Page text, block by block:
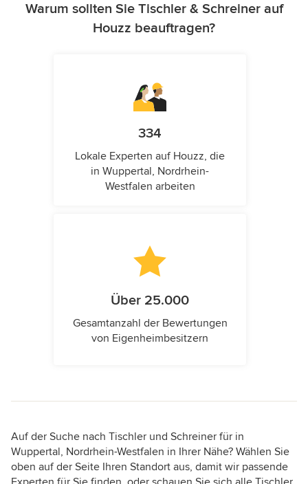
Warum sollten Sie Tischler & Schreiner auf
Houzz beauftragen?
334
Lokale Experten auf Houzz, die
in Wuppertal, Nordrhein-
Westfalen arbeiten
Über 25.000
Gesamtanzahl der Bewertungen
von Eigenheimbesitzern
Auf der Suche nach Tischler und Schreiner für in
Wuppertal, Nordrhein-Westfalen in Ihrer Nähe? Wählen Sie
oben auf der Seite Ihren Standort aus, damit wir passende